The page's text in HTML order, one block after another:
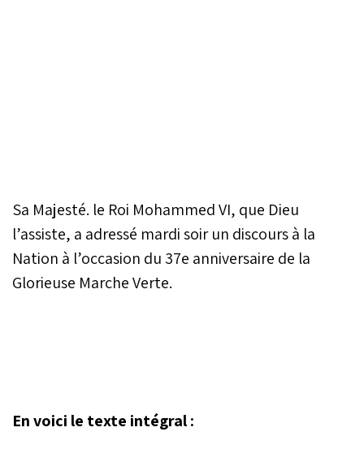
Sa Majesté. le Roi Mohammed VI, que Dieu
l’assiste, a adressé mardi soir un discours à la
Nation à l’occasion du 37e anniversaire de la
Glorieuse Marche Verte.
En voici le texte intégral :